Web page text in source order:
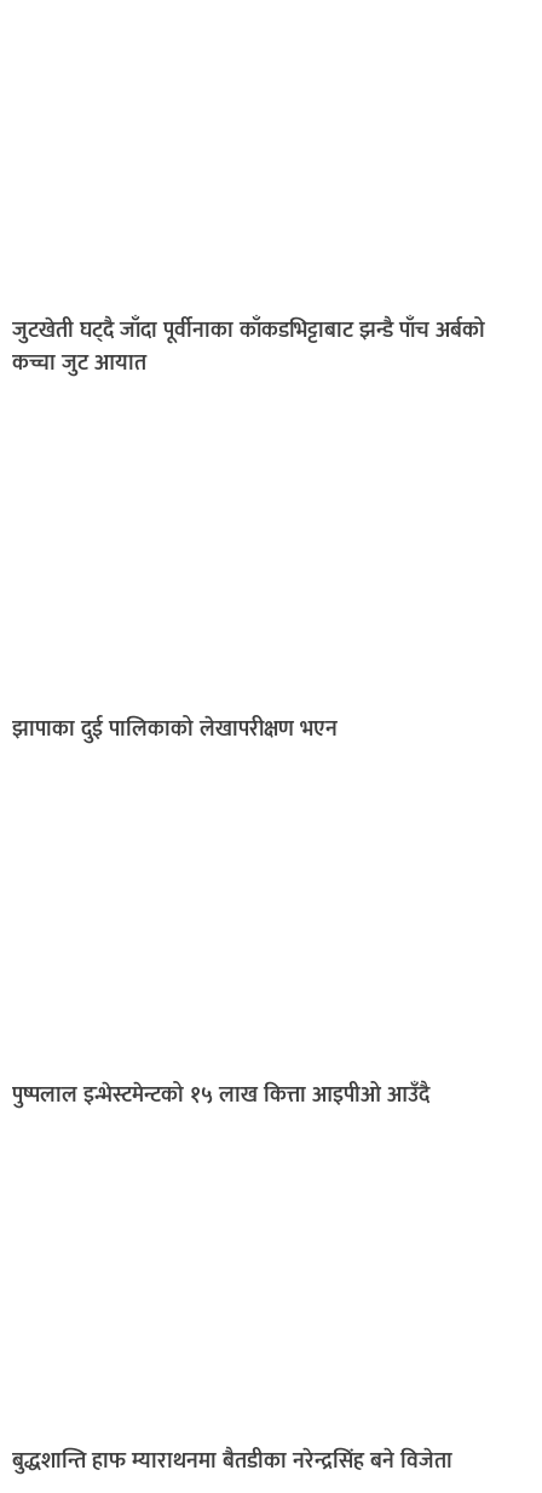
जुटखेती घट्दै जाँदा पूर्वीनाका काँकडभिट्टाबाट झन्डै पाँच अर्बको
कच्चा जुट आयात
झापाका दुई पालिकाको लेखापरीक्षण भएन
पुष्पलाल इन्भेस्टमेन्टको १५ लाख कित्ता आइपीओ आउँदै
बुद्धशान्ति हाफ म्याराथनमा बैतडीका नरेन्द्रसिंह बने विजेता